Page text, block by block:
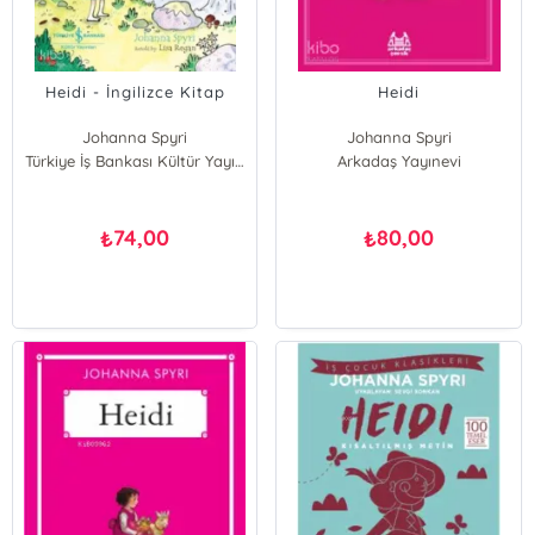
Heidi - İngilizce Kitap
Johanna Spyri
Türkiye İş Bankası Kültür Yayınları
₺74,00
Heidi
Johanna Spyri
Arkadaş Yayınevi
₺80,00